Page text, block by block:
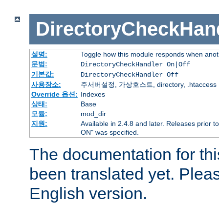
설명:
Toggle how this module responds when
문법:
DirectoryCheckHandler On|Off
기본값:
DirectoryCheckHandler Off
사용장소:
주서버설정, 가상호스트, directory, .htaccess
Override 옵션: Indexes
상태:
Base
모듈:
mod_dir
지원:
Available in 2.4.8 and later. Releases prior
ON" was specified.
The documentation for
been translated yet.
English version.